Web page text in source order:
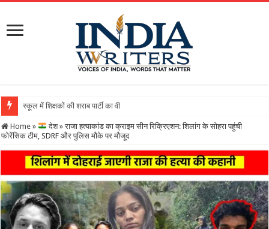
स्कूल में शिक्षकों की शराब पार्टी का वीडियो वायरल, DEO ने थमाया नोटि
Home » देश » राजा हत्याकांड का क्राइम सीन रिक्रिएशन: शिलांग के सोहरा पहुंची
फोरेंसिक टीम, SDRF और पुलिस मौके पर मौजूद